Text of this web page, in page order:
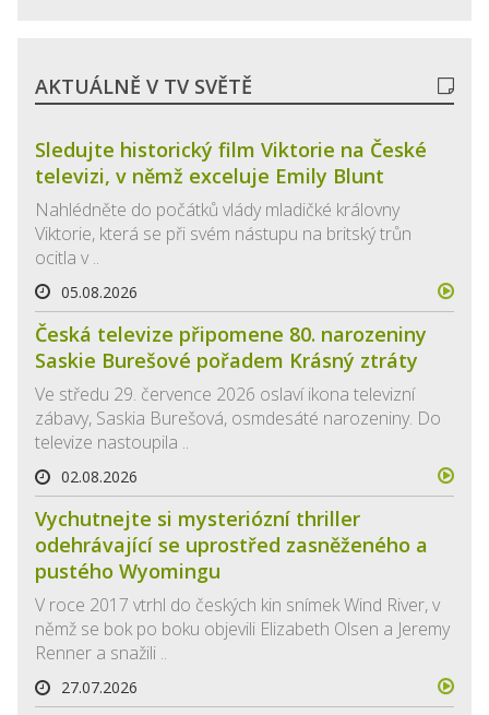
AKTUÁLNĚ V TV SVĚTĚ
Sledujte historický film Viktorie na České
televizi, v němž exceluje Emily Blunt
Nahlédněte do počátků vlády mladičké královny
Viktorie, která se při svém nástupu na britský trůn
ocitla v ..
05.08.2026
Česká televize připomene 80. narozeniny
Saskie Burešové pořadem Krásný ztráty
Ve středu 29. července 2026 oslaví ikona televizní
zábavy, Saskia Burešová, osmdesáté narozeniny. Do
televize nastoupila ..
02.08.2026
Vychutnejte si mysteriózní thriller
odehrávající se uprostřed zasněženého a
pustého Wyomingu
V roce 2017 vtrhl do českých kin snímek Wind River, v
němž se bok po boku objevili Elizabeth Olsen a Jeremy
Renner a snažili ..
27.07.2026